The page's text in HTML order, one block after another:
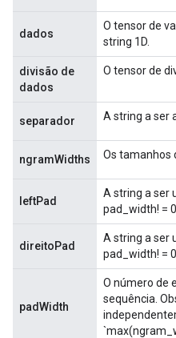
dados
O tensor de
string 1D.
divisão de
dados
O tensor de
separador A string a ser
ngramWidths Os tamanhos
leftPad
A string a ser
pad_width! = 0.
direitoPad
A string a ser
pad_width! = 0.
padWidth
O número de
sequência.